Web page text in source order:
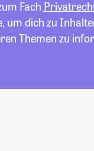
Fach
um dich zu
Themen zu